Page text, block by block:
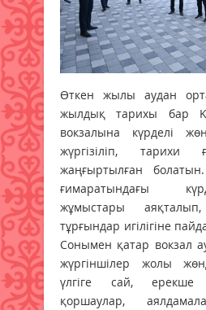
Өткен жылы аудан
жылдық тарихы бар
вокзалына күрделі
жүргізіліп, тарихи
жаңғыртылған
ғимаратындағы
жұмыстары
тұрғындар игілігіне
Сонымен қатар вокзал
жүргіншілер жолы
үлгіге сай, ерекше
қоршаулар,